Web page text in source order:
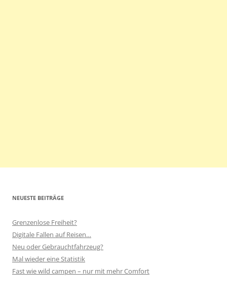
NEUESTE BEITRÄGE
Grenzenlose Freiheit?
Digitale Fallen auf Reisen…
Neu oder Gebrauchtfahrzeug?
Mal wieder eine Statistik
Fast wie wild campen – nur mit mehr Comfort